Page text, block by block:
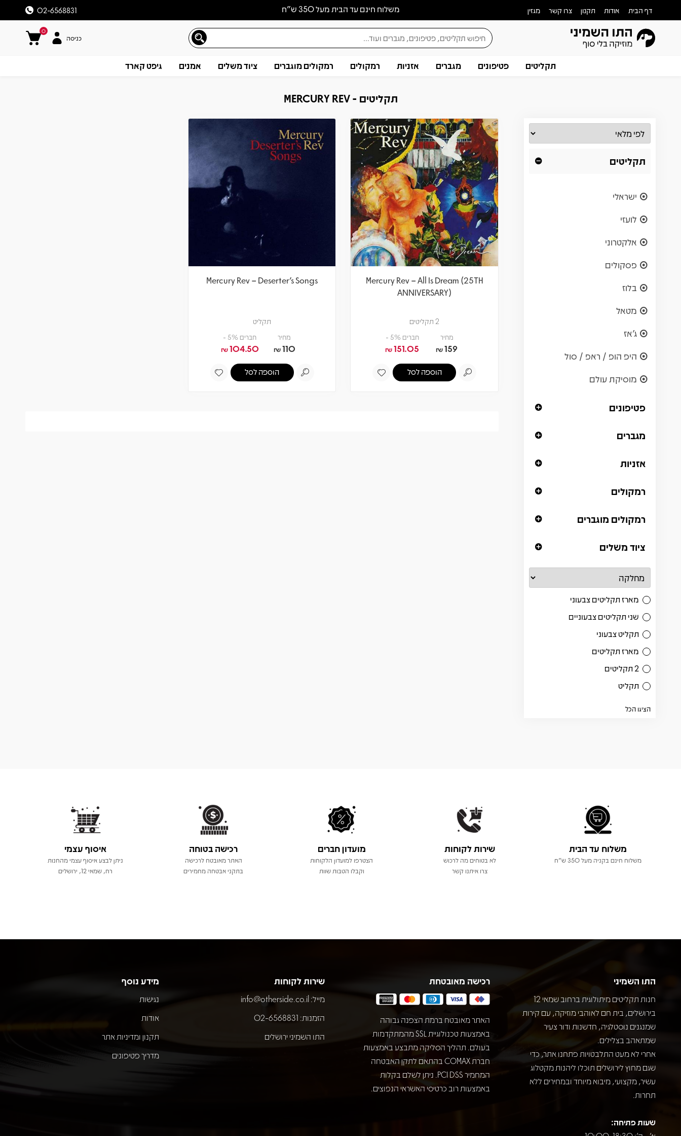
משלוח חינם עד הבית מעל 350 ש״ח דף הבית אודות תקנון צרו קשר מגזין 02-6568831
0
כניסה
תקליטים פטיפונים מגברים אזניות רמקולים רמקולים מוגברים ציוד משלים אמנים גיפט קארד
תקליטים - MERCURY REV
תקליטים
ישראלי
לועזי
אלקטרוני
פסקולים
בלוז
מטאל
ג'אז
היפ הופ / ראפ / סול
מוסיקת עולם
פטיפונים
מגברים
אזניות
רמקולים
רמקולים מוגברים
ציוד משלים
מארז תקליטים צבעוני
שני תקליטים צבעוניים
תקליט צבעוני
מארז תקליטים
2 תקליטים
תקליט
הציגו הכל
Mercury Rev – All Is Dream (25TH
ANNIVERSARY)
2 תקליטים
מחיר
159
₪
חברים 5% -
151.05
₪
הוספה לסל
Mercury Rev – Deserter's Songs
תקליט
מחיר
110
₪
חברים 5% -
104.50
₪
הוספה לסל
משלוח עד הבית
משלוח חינם בקניה מעל 350 ש"ח
שירות לקוחות
לא בטוחים מה לרכוש
צרו איתנו קשר
מועדון חברים
הצטרפו למועדון הלקוחות
וקבלו הטבות שוות
רכישה בטוחה
האתר מאובטח לרכישה
בתקני אבטחה מחמירים
איסוף עצמי
ניתן לבצע איסוף עצמי מהחנות
רח, שמאי 12, ירושלים
התו השמיני
חנות תקליטים מיתולוגית ברחוב שמאי 12
בירושלים, בית חם לאוהבי מוזיקה, עם קירות
שמנגנים נוסטלגיה, חדשנות ודור צעיר
שמתאהב בצלילים.
אחרי לא מעט התלבטויות פתחנו אתר, כדי
שגם מחוץ לירושלים תוכלו ליהנות מקטלוג
עשיר, מקצועי, מיבוא מיוחד ובמחירים ללא
תחרות.
שעות פתיחה:
רכישה מאובטחת
האתר מאובטח ברמת הצפנה גבוהה
באמצעות טכנולוגיית SSL מהמתקדמות
בעולם. תהליך הסליקה מתבצע באמצעות
חברת COMAX בהתאם לתקן האבטחה
המחמיר PCI DSS. ניתן לשלם בקלות
באמצעות רוב כרטיסי האשראי הנפוצים.
שירות לקוחות
מייל: info@otherside.co.il
הזמנות: 02-6568831
התו השמיני ירושלים
מידע נוסף
נגישות
אודות
תקנון ומדיניות אתר
מדריך פטיפונים